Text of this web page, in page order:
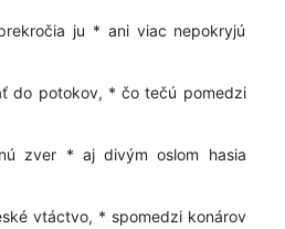
ju * ani viac nepokryjú
do potokov, * čo tečú pomedzi
zver * aj divým oslom hasia
vtáctvo, * spomedzi konárov